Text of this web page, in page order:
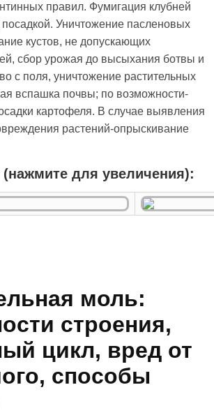
правил. Фумигация клубней
Уничтожение пасленовых
кустов, не допускающих
сбор урожая до высыхания ботвы и
с поля, уничтожение растительных
вспашка почвы; по возможности-
картофеля. В случае выявления
растений-опрыскивание
(нажмите для увеличения):
моль:
строения,
цикл, вред от
способы